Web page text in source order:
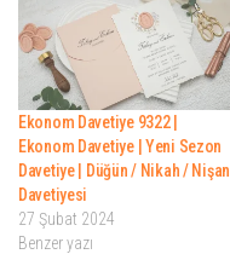
Ekonom Davetiye 9322 |
Ekonom Davetiye | Yeni Sezon
Davetiye | Düğün / Nikah / Nişan
Davetiyesi
27 Şubat 2024
Benzer yazı